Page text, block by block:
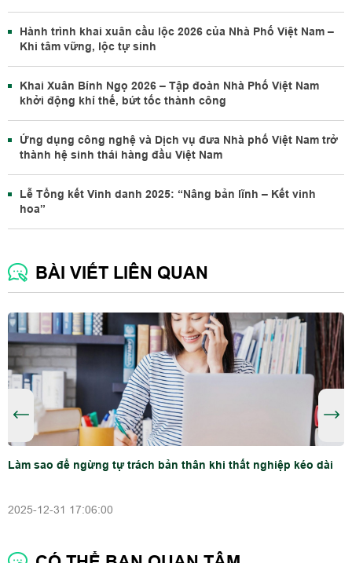
Hành trình khai xuân cầu lộc 2026 của Nhà Phố Việt Nam –
Khi tâm vững, lộc tự sinh
Khai Xuân Bính Ngọ 2026 – Tập đoàn Nhà Phố Việt Nam
khởi động khí thế, bứt tốc thành công
Ứng dụng công nghệ và Dịch vụ đưa Nhà phố Việt Nam trở
thành hệ sinh thái hàng đầu Việt Nam
Lễ Tổng kết Vinh danh 2025: “Nâng bản lĩnh – Kết vinh
hoa”
BÀI VIẾT LIÊN QUAN
Làm sao để ngừng tự trách bản thân khi thất nghiệp kéo dài
2025-12-31 17:06:00